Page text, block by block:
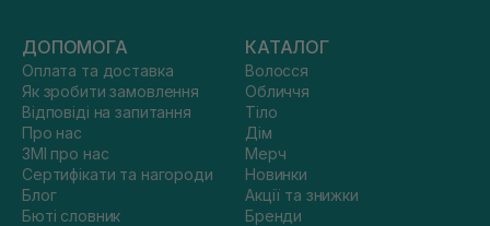
ДОПОМОГА
Оплата та доставка
Як зробити замовлення
Відповіді на запитання
Про нас
ЗМІ про нас
Сертифікати та нагороди
Блог
Бюті словник
КАТАЛОГ
Волосся
Обличчя
Тіло
Дім
Мерч
Новинки
Акції та знижки
Бренди